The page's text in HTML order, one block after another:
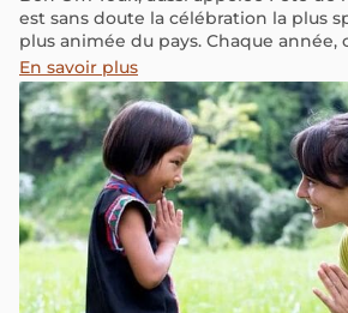
est sans doute la célébration la plus
plus animée du pays. Chaque
haut en couleur attire des millions
voyageurs, tous impatients de vivre
traditions culturelles du Cambodge
l’énergie joyeuse des rivières en
savoir plus sur ses origines ou
comment en profiter pleinement ?
vous. Préparez votre poncho et
Mékong vous emporter !
En savoir plus